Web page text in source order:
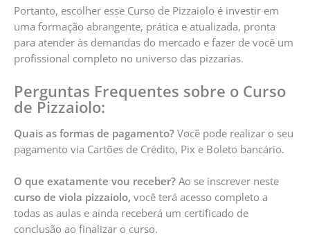
Portanto, escolher esse Curso de Pizzaiolo é investir em
uma formação abrangente, prática e atualizada, pronta
para atender às demandas do mercado e fazer de você um
profissional completo no universo das pizzarias.
Perguntas Frequentes sobre o Curso
de Pizzaiolo:
Quais as formas de pagamento? Você pode realizar o seu
pagamento via Cartões de Crédito, Pix e Boleto bancário.
O que exatamente vou receber? Ao se inscrever neste
curso de viola pizzaiolo, você terá acesso completo a
todas as aulas e ainda receberá um certificado de
conclusão ao finalizar o curso.